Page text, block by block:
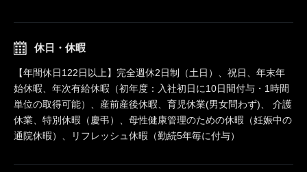
休日・休暇
【年間休日122日以上】完全週休2日制（土日）、祝日、年末年
始休暇、年次有給休暇（初年度：入社初日に10日間付与・1時間
単位の取得可能）、産前産後休暇、育児休業(男女問わず)、 介護
休業、特別休暇（慶弔）、母性健康管理のための休暇（妊娠中の
通院休暇）、リフレッシュ休暇（勤続5年毎に付与）